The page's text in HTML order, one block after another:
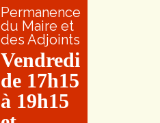
Permanence
du Maire et
des Adjoints
Vendredi
de 17h15
à 19h15